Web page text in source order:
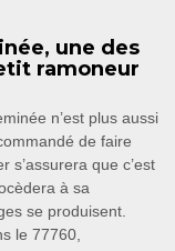
une des
ramoneur
n’est plus aussi
de faire
s’assurera que c’est
à sa
se produisent.
le 77760,